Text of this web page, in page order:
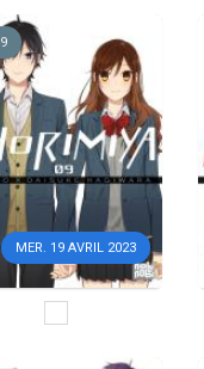
MER. 19 AVRIL 2023